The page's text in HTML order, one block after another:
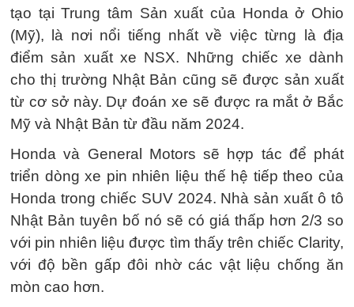
tạo tại Trung tâm Sản xuất của Honda ở Ohio
(Mỹ), là nơi nổi tiếng nhất về việc từng là địa
điểm sản xuất xe NSX. Những chiếc xe dành
cho thị trường Nhật Bản cũng sẽ được sản xuất
từ cơ sở này. Dự đoán xe sẽ được ra mắt ở Bắc
Mỹ và Nhật Bản từ đầu năm 2024.
Honda và General Motors sẽ hợp tác để phát
triển dòng xe pin nhiên liệu thế hệ tiếp theo của
Honda trong chiếc SUV 2024. Nhà sản xuất ô tô
Nhật Bản tuyên bố nó sẽ có giá thấp hơn 2/3 so
với pin nhiên liệu được tìm thấy trên chiếc Clarity,
với độ bền gấp đôi nhờ các vật liệu chống ăn
mòn cao hơn.